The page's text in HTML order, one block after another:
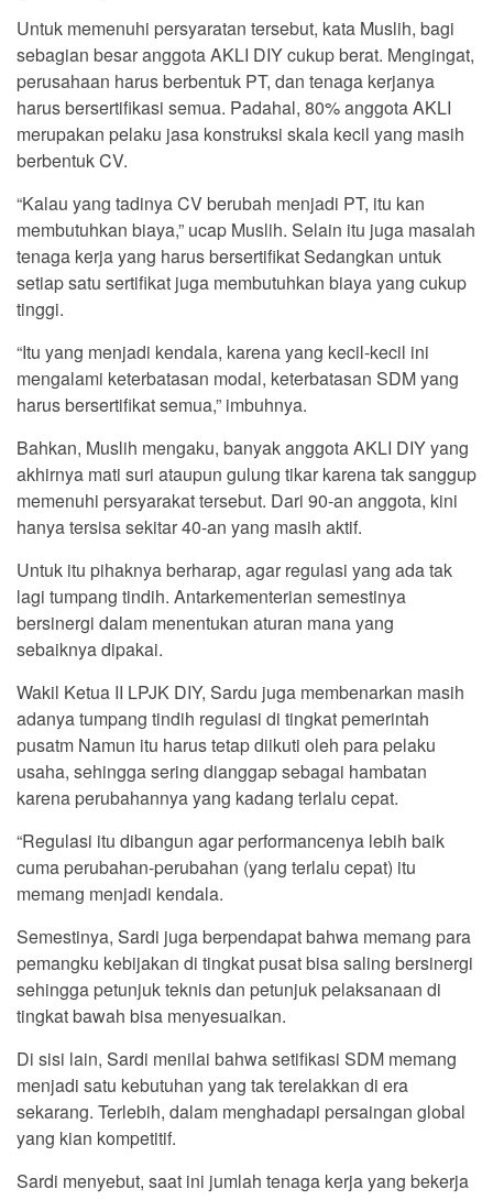
Untuk memenuhi persyaratan tersebut, kata Muslih, bagi
sebagian besar anggota AKLI DIY cukup berat. Mengingat,
perusahaan harus berbentuk PT, dan tenaga kerjanya
harus bersertifikasi semua. Padahal, 80% anggota AKLI
merupakan pelaku jasa konstruksi skala kecil yang masih
berbentuk CV.
“Kalau yang tadinya CV berubah menjadi PT, itu kan
membutuhkan biaya,” ucap Muslih. Selain itu juga masalah
tenaga kerja yang harus bersertifikat Sedangkan untuk
setiap satu sertifikat juga membutuhkan biaya yang cukup
tinggi.
“Itu yang menjadi kendala, karena yang kecil-kecil ini
mengalami keterbatasan modal, keterbatasan SDM yang
harus bersertifikat semua,” imbuhnya.
Bahkan, Muslih mengaku, banyak anggota AKLI DIY yang
akhirnya mati suri ataupun gulung tikar karena tak sanggup
memenuhi persyarakat tersebut. Dari 90-an anggota, kini
hanya tersisa sekitar 40-an yang masih aktif.
Untuk itu pihaknya berharap, agar regulasi yang ada tak
lagi tumpang tindih. Antarkementerian semestinya
bersinergi dalam menentukan aturan mana yang
sebaiknya dipakai.
Wakil Ketua II LPJK DIY, Sardu juga membenarkan masih
adanya tumpang tindih regulasi di tingkat pemerintah
pusatm Namun itu harus tetap diikuti oleh para pelaku
usaha, sehingga sering dianggap sebagai hambatan
karena perubahannya yang kadang terlalu cepat.
“Regulasi itu dibangun agar performancenya lebih baik
cuma perubahan-perubahan (yang terlalu cepat) itu
memang menjadi kendala.
Semestinya, Sardi juga berpendapat bahwa memang para
pemangku kebijakan di tingkat pusat bisa saling bersinergi
sehingga petunjuk teknis dan petunjuk pelaksanaan di
tingkat bawah bisa menyesuaikan.
Di sisi lain, Sardi menilai bahwa setifikasi SDM memang
menjadi satu kebutuhan yang tak terelakkan di era
sekarang. Terlebih, dalam menghadapi persaingan global
yang kian kompetitif.
Sardi menyebut, saat ini jumlah tenaga kerja yang bekerja